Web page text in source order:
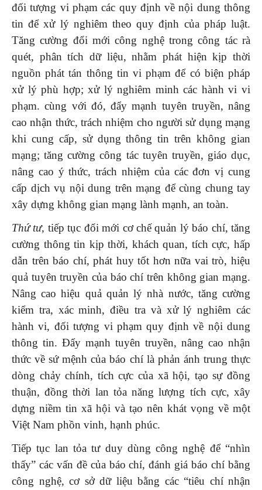
đối tượng vi phạm các quy định về nội dung thông
tin để xử lý nghiêm theo quy định của pháp luật.
Tăng cường đổi mới công nghệ trong công tác rà
quét, phân tích dữ liệu, nhằm phát hiện kịp thời
nguồn phát tán thông tin vi phạm để có biện pháp
xử lý phù hợp; xử lý nghiêm minh các hành vi vi
phạm. cùng với đó, đẩy mạnh tuyên truyền, nâng
cao nhận thức, trách nhiệm cho người sử dụng mạng
khi cung cấp, sử dụng thông tin trên không gian
mạng; tăng cường công tác tuyên truyền, giáo dục,
nâng cao ý thức, trách nhiệm của các đơn vị cung
cấp dịch vụ nội dung trên mạng để cùng chung tay
xây dựng không gian mạng lành mạnh, an toàn.
Thứ tư, tiếp tục đổi mới cơ chế quản lý báo chí, tăng
cường thông tin kịp thời, khách quan, tích cực, hấp
dẫn trên báo chí, phát huy tốt hơn nữa vai trò, hiệu
quả tuyên truyền của báo chí trên không gian mạng.
Nâng cao hiệu quả quản lý nhà nước, tăng cường
kiểm tra, xác minh, điều tra và xử lý nghiêm các
hành vi, đối tượng vi phạm quy định về nội dung
thông tin. Đẩy mạnh tuyên truyền, nâng cao nhận
thức về sứ mệnh của báo chí là phản ánh trung thực
dòng chảy chính, tích cực của xã hội, tạo sự đồng
thuận, đồng thời lan tỏa năng lượng tích cực, xây
dựng niềm tin xã hội và tạo nên khát vọng về một
Việt Nam phồn vinh, hạnh phúc.
Tiếp tục lan tỏa tư duy dùng công nghệ để “nhìn
thấy” các vấn đề của báo chí, đánh giá báo chí bằng
công nghệ, cơ sở dữ liệu bằng các “tiêu chí nhận